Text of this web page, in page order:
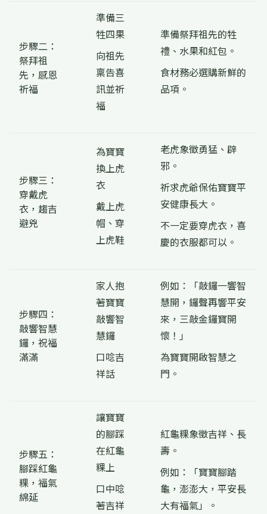
步驟二：
祭拜祖
先，感恩
祈福
準備三
牲四果
向祖先
稟告喜
訊並祈
福
準備祭拜祖先的牲
禮、水果和紅包。
食材務必選購新鮮的
品項。
步驟三：
穿戴虎
衣，趨吉
避兇
為寶寶
換上虎
衣
戴上虎
帽、穿
上虎鞋
老虎象徵勇猛、辟
邪。
祈求虎爺保佑寶寶平
安健康長大。
不一定要穿虎衣，喜
慶的衣服都可以。
步驟四：
敲響智慧
鑼，祝福
滿滿
家人抱
著寶寶
敲響智
慧鑼
口唸吉
祥話
例如：「敲鑼一響智
慧開，鑼聲再響平安
來，三敲金鑼寶開
懷！」
為寶寶開啟智慧之
門。
步驟五：
腳踩紅龜
粿，福氣
綿延
讓寶寶
的腳踩
在紅龜
粿上
口中唸
著吉祥
紅龜粿象徵吉祥、長
壽。
例如：「寶寶腳踏
龜，澎澎大，平安長
大有福氣」。